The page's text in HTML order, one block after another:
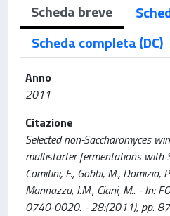
Scheda breve
Scheda completa (DC)
Anno
2011
Citazione
Selected non-Saccharomyces
multistarter fermentations with
Comitini, F., Gobbi, M., Domizio,
Mannazzu, I.M., Ciani, M.. - In:
0740-0020. - 28:(2011), pp.